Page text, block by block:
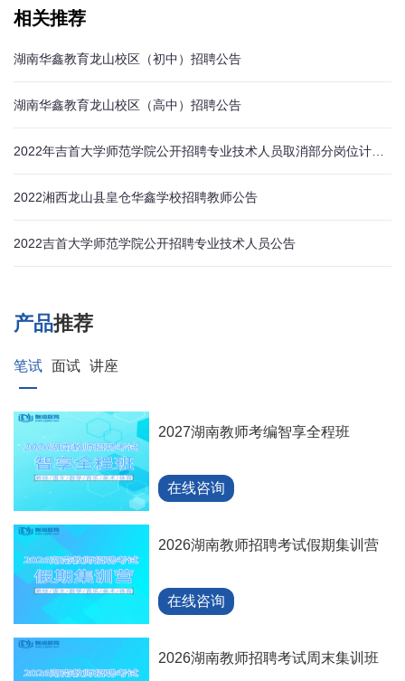
相关推荐
湖南华鑫教育龙山校区（初中）招聘公告
湖南华鑫教育龙山校区（高中）招聘公告
2022湘西龙山县皇仓华鑫学校招聘教师公告
2022吉首大学师范学院公开招聘专业技术人员公告
产品推荐
笔试 面试 讲座
2027湖南教师考编智享全程班
在线咨询
2026湖南教师招聘考试假期集训营
在线咨询
2026湖南教师招聘考试周末集训班